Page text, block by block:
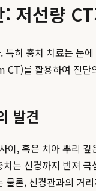
저선량
히 충치 치료는 눈
를 활용하여 진단
발견
이, 혹은 치아 뿌리
는 신경까지 번져
론, 신경관과의 거